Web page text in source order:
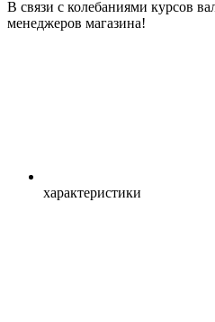
В связи с колебаниями курсов
менеджеров магазина!
характеристики